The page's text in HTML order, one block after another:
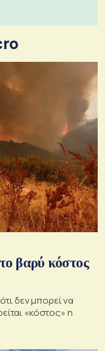
βαρύ κόστος
δεν μπορεί να
«κόστος» η